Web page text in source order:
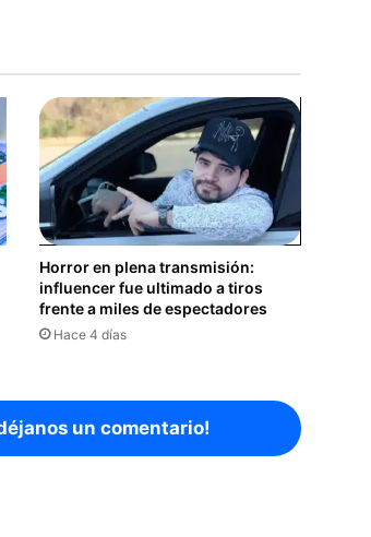
Horror en plena transmisión:
influencer fue ultimado a tiros
frente a miles de espectadores
Hace 4 días
un comentario!